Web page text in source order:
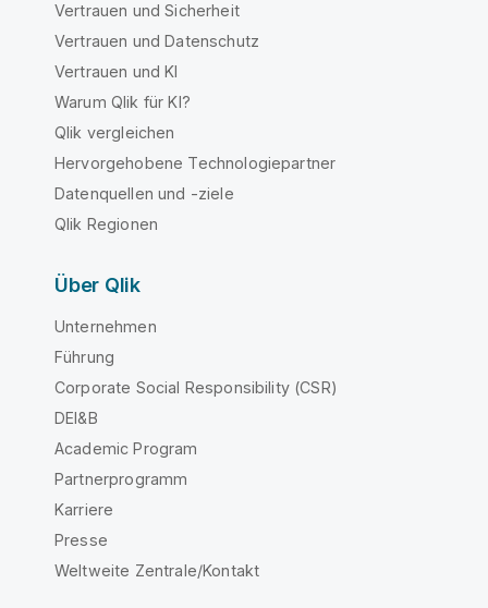
Vertrauen und Sicherheit
Vertrauen und Datenschutz
Vertrauen und KI
Warum Qlik für KI?
Qlik vergleichen
Hervorgehobene Technologiepartner
Datenquellen und -ziele
Qlik Regionen
Über Qlik
Unternehmen
Führung
Corporate Social Responsibility (CSR)
DEI&B
Academic Program
Partnerprogramm
Karriere
Presse
Weltweite Zentrale/Kontakt